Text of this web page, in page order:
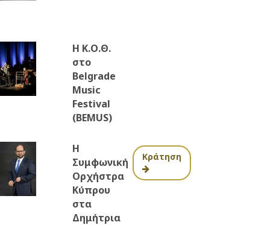
Η Κ.Ο.Θ.
στο
Belgrade
Music
Festival
(BEMUS)
Η
Συμφωνική
Ορχήστρα
Κύπρου
στα
Δημήτρια
Κράτηση